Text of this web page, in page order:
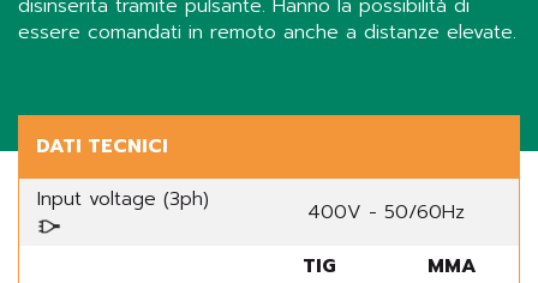
disinserita tramite pulsante. Hanno la possibilità di
essere comandati in remoto anche a distanze elevate.
DATI TECNICI
Input voltage (3ph)
400V - 50/60Hz
TIG
MMA